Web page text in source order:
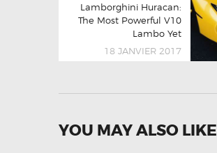
Lamborghini Huracan:
The Most Powerful V10
Lambo Yet
18 JANVIER 2017
YOU MAY ALSO LIKE